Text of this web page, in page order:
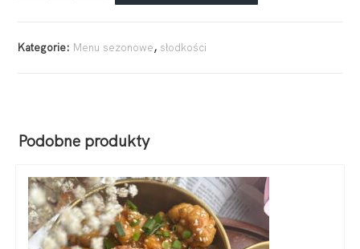
Kategorie: Menu sezonowe, słodkości
Podobne produkty